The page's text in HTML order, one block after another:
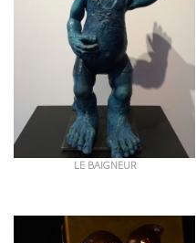
LE BAIGNEUR